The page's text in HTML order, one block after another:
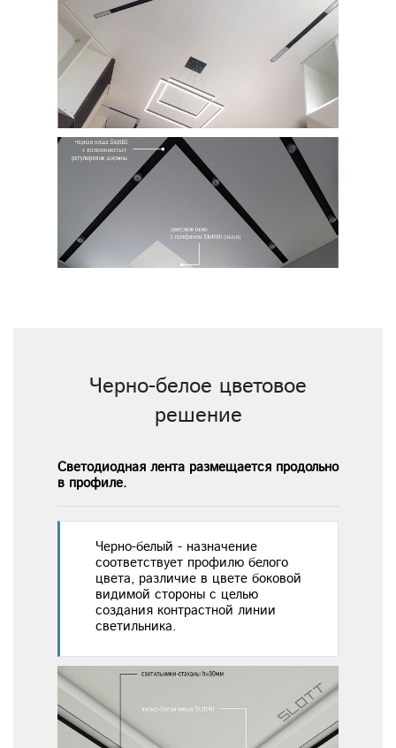
Черно-белое цветовое
решение
Светодиодная лента размещается продольно
в профиле.
Черно-белый - назначение
соответствует профилю белого
цвета, различие в цвете боковой
видимой стороны с целью
создания контрастной линии
светильника.